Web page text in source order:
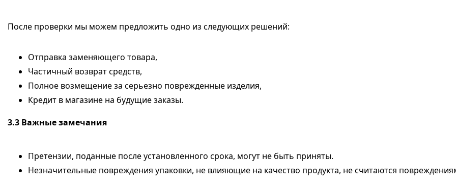
После проверки мы можем предложить одно из следующих решений:
Отправка заменяющего товара,
Частичный возврат средств,
Полное возмещение за серьезно поврежденные изделия,
Кредит в магазине на будущие заказы.
3.3 Важные замечания
Претензии, поданные после установленного срока, могут не быть приняты.
Незначительные повреждения упаковки, не влияющие на качество продукта, не считаются